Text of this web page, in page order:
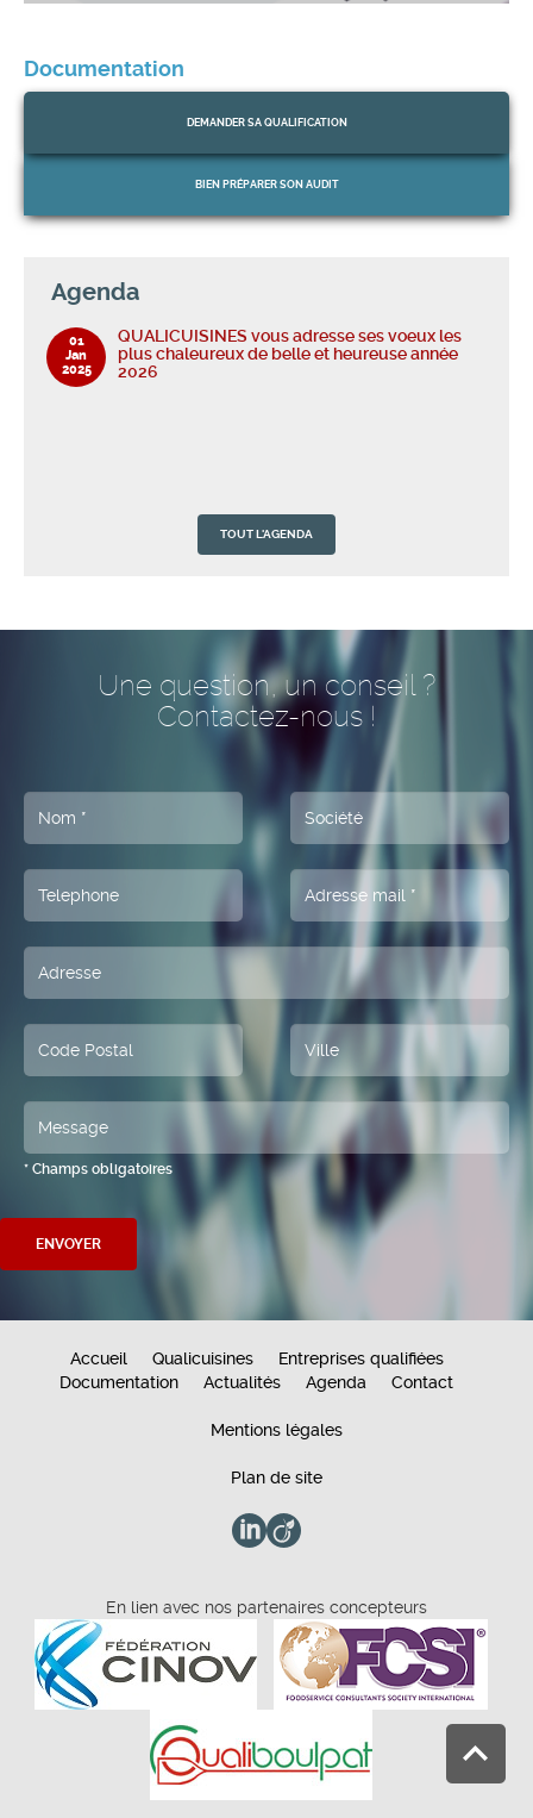
Documentation
DEMANDER SA QUALIFICATION
BIEN PRÉPARER SON AUDIT
Agenda
TOUT L'AGENDA
2025
QUALICUISINES vous adresse ses voeux les
2026
01
Jan
2025
QUALICUISINES vous adresse ses voeux les
plus chaleureux de belle et heureuse année
2026
QUALICUISINES vous adresse ses voeux les
plus chaleureux de belle et heureuse année
Une question, un conseil ?
Contactez-nous !
* Champs obligatoires
Accueil Qualicuisines
Entreprises qualifiées
Documentation
Actualités Agenda Contact
Mentions légales
Plan de site
En lien avec nos partenaires concepteurs